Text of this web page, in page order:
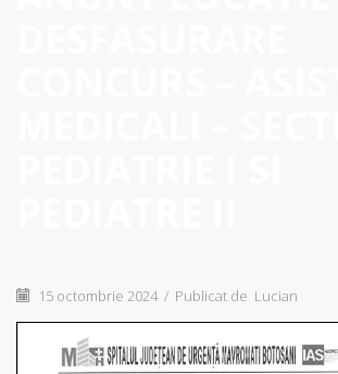
15 octombrie 2024 / Publicat de Lucian